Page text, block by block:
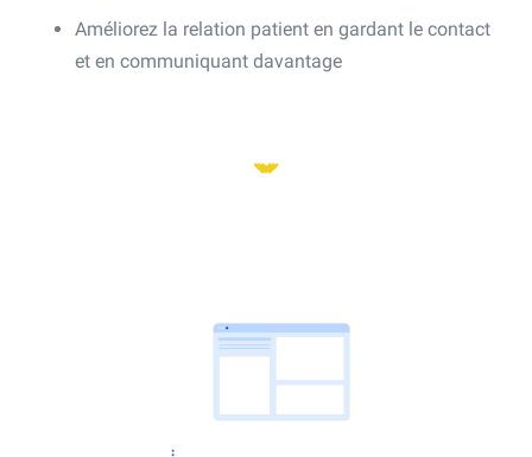
Améliorez la relation patient en gardant le contact
et en communiquant davantage